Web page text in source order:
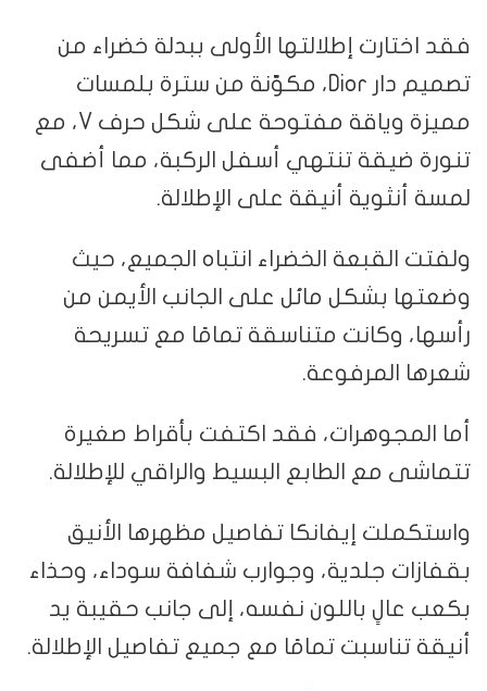
فقد اختارت إطلالتها الأولى ببدلة خضراء من
تصميم دار Dior، مكوّنة من سترة بلمسات
مميزة وياقة مفتوحة على شكل حرف V، مع
تنورة ضيقة تنتهي أسفل الركبة، مما أضفى
لمسة أنثوية أنيقة على الإطلالة.
ولفتت القبعة الخضراء انتباه الجميع، حيث
وضعتها بشكل مائل على الجانب الأيمن من
رأسها، وكانت متناسقة تمامًا مع تسريحة
شعرها المرفوعة.
أما المجوهرات، فقد اكتفت بأقراط صغيرة
تتماشى مع الطابع البسيط والراقي للإطلالة.
واستكملت إيفانكا تفاصيل مظهرها الأنيق
بقفازات جلدية، وجوارب شفافة سوداء، وحذاء
بكعب عالٍ باللون نفسه، إلى جانب حقيبة يد
أنيقة تناسبت تمامًا مع جميع تفاصيل الإطلالة.